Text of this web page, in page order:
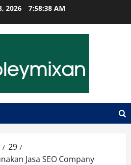
2026 7:58:39 AM
29
Jasa SEO Company